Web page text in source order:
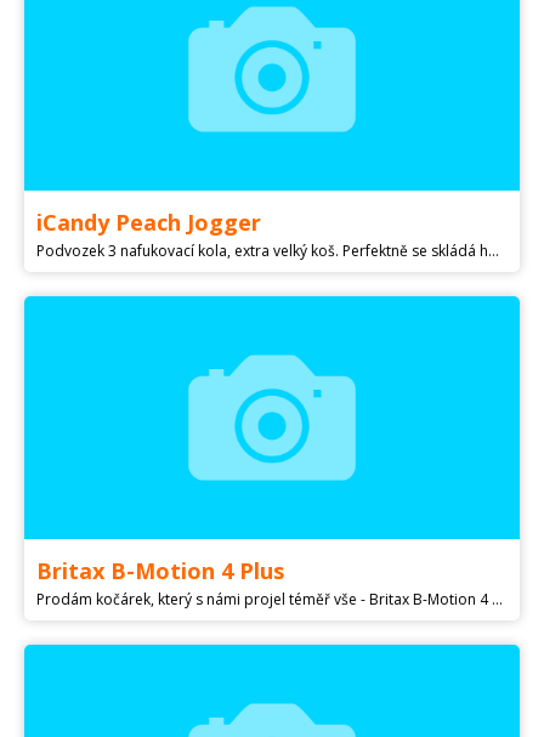
iCandy Peach Jogger
Podvozek 3 nafukovací kola, extra velký koš. Perfektně se skládá hmatem jednou rukou a obsahuje i pás přes rameno pro příjemný přenos. Vysoko výsuvné madlo a možnost za aretovat přední kolo pro příjemnou obsluhu. Kočárek dále obsahuje korbičku - lze ji nacvaknout na podvozek ve směru i protisměru jízdy. Tuto funkci využijete především kvůli slunečním paprskům. Když už miminko chce koukat po světě nemusíte ho podkládat polštářky, stačí pouze naklopit korbičku jednoduchým stiskem tlačítek po její straně. Sporťák - možnost otáčet po i proti směru jízdy, hluboká stříška, 5ti bodový pás, 3 polohy naklopení. Kočárek nese známky běžného opotřebení. PC 16 000 Kč
Britax B-Motion 4 Plus
Prodám kočárek, který s námi projel téměř vše - Britax B-Motion 4 Plus. V ceně je zahrnuta oboustranná podložka s paměťovou pěnou, zimní fusak Emitex (oranžový), jarní/podzimní fusak Pinkie (tmavě modrý), dokupovaný nánožník (od švadleny, červený), menší taška na kočár Pinkie (tmavě modrá), pláštěnka pasující přímo na tento kočár, síťka, sluneční clona (ale díky opravdu dlouhé cloně na stříšce není ani potřeba), rukavice Emitex (černé), taška Easy od ivemaBaby. Kočár je po jednom dítěti, nese běžné známky používání. Velmi dobře a snadno se skládá, složený nezabere mnoho místa, naopak dítě v něm má prostoru dostatek. Pouze osobní odběr, předání možné na trase Hlinsko - Pardubice.